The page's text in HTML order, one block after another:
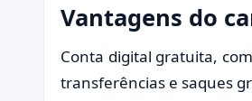
Vantagens do
Conta digital gratuita,
transferências e saques